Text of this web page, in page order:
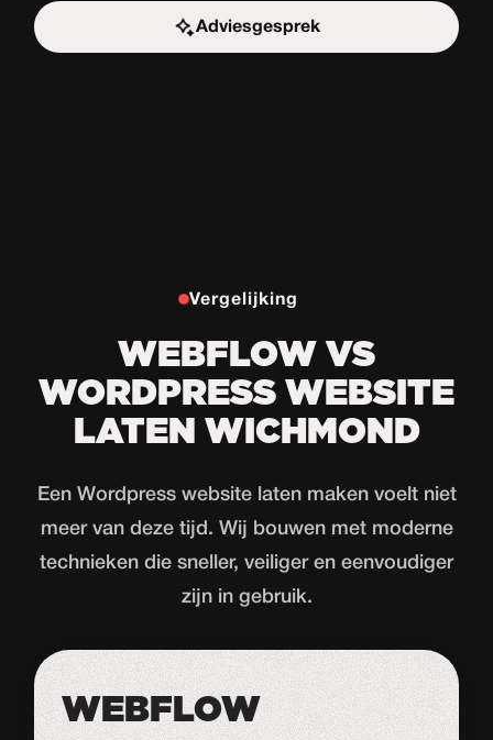
Adviesgesprek
Start de uitdaging
Vergelijking
WEBFLOW VS
WORDPRESS WEBSITE
LATEN WICHMOND
Een Wordpress website laten maken voelt niet
meer van deze tijd. Wij bouwen met moderne
technieken die sneller, veiliger en eenvoudiger
zijn in gebruik.
WEBFLOW